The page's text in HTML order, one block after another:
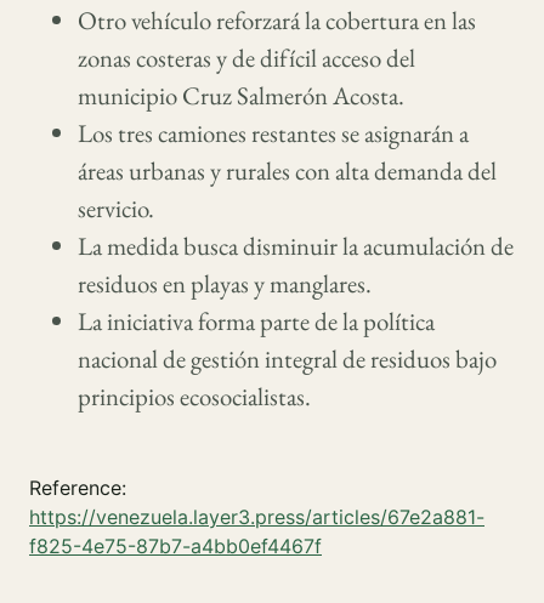
Otro vehículo reforzará la cobertura en las
zonas costeras y de difícil acceso del
municipio Cruz Salmerón Acosta.
Los tres camiones restantes se asignarán a
áreas urbanas y rurales con alta demanda del
servicio.
La medida busca disminuir la acumulación de
residuos en playas y manglares.
La iniciativa forma parte de la política
nacional de gestión integral de residuos bajo
principios ecosocialistas.
Reference:
https://venezuela.layer3.press/articles/67e2a881-
f825-4e75-87b7-a4bb0ef4467f